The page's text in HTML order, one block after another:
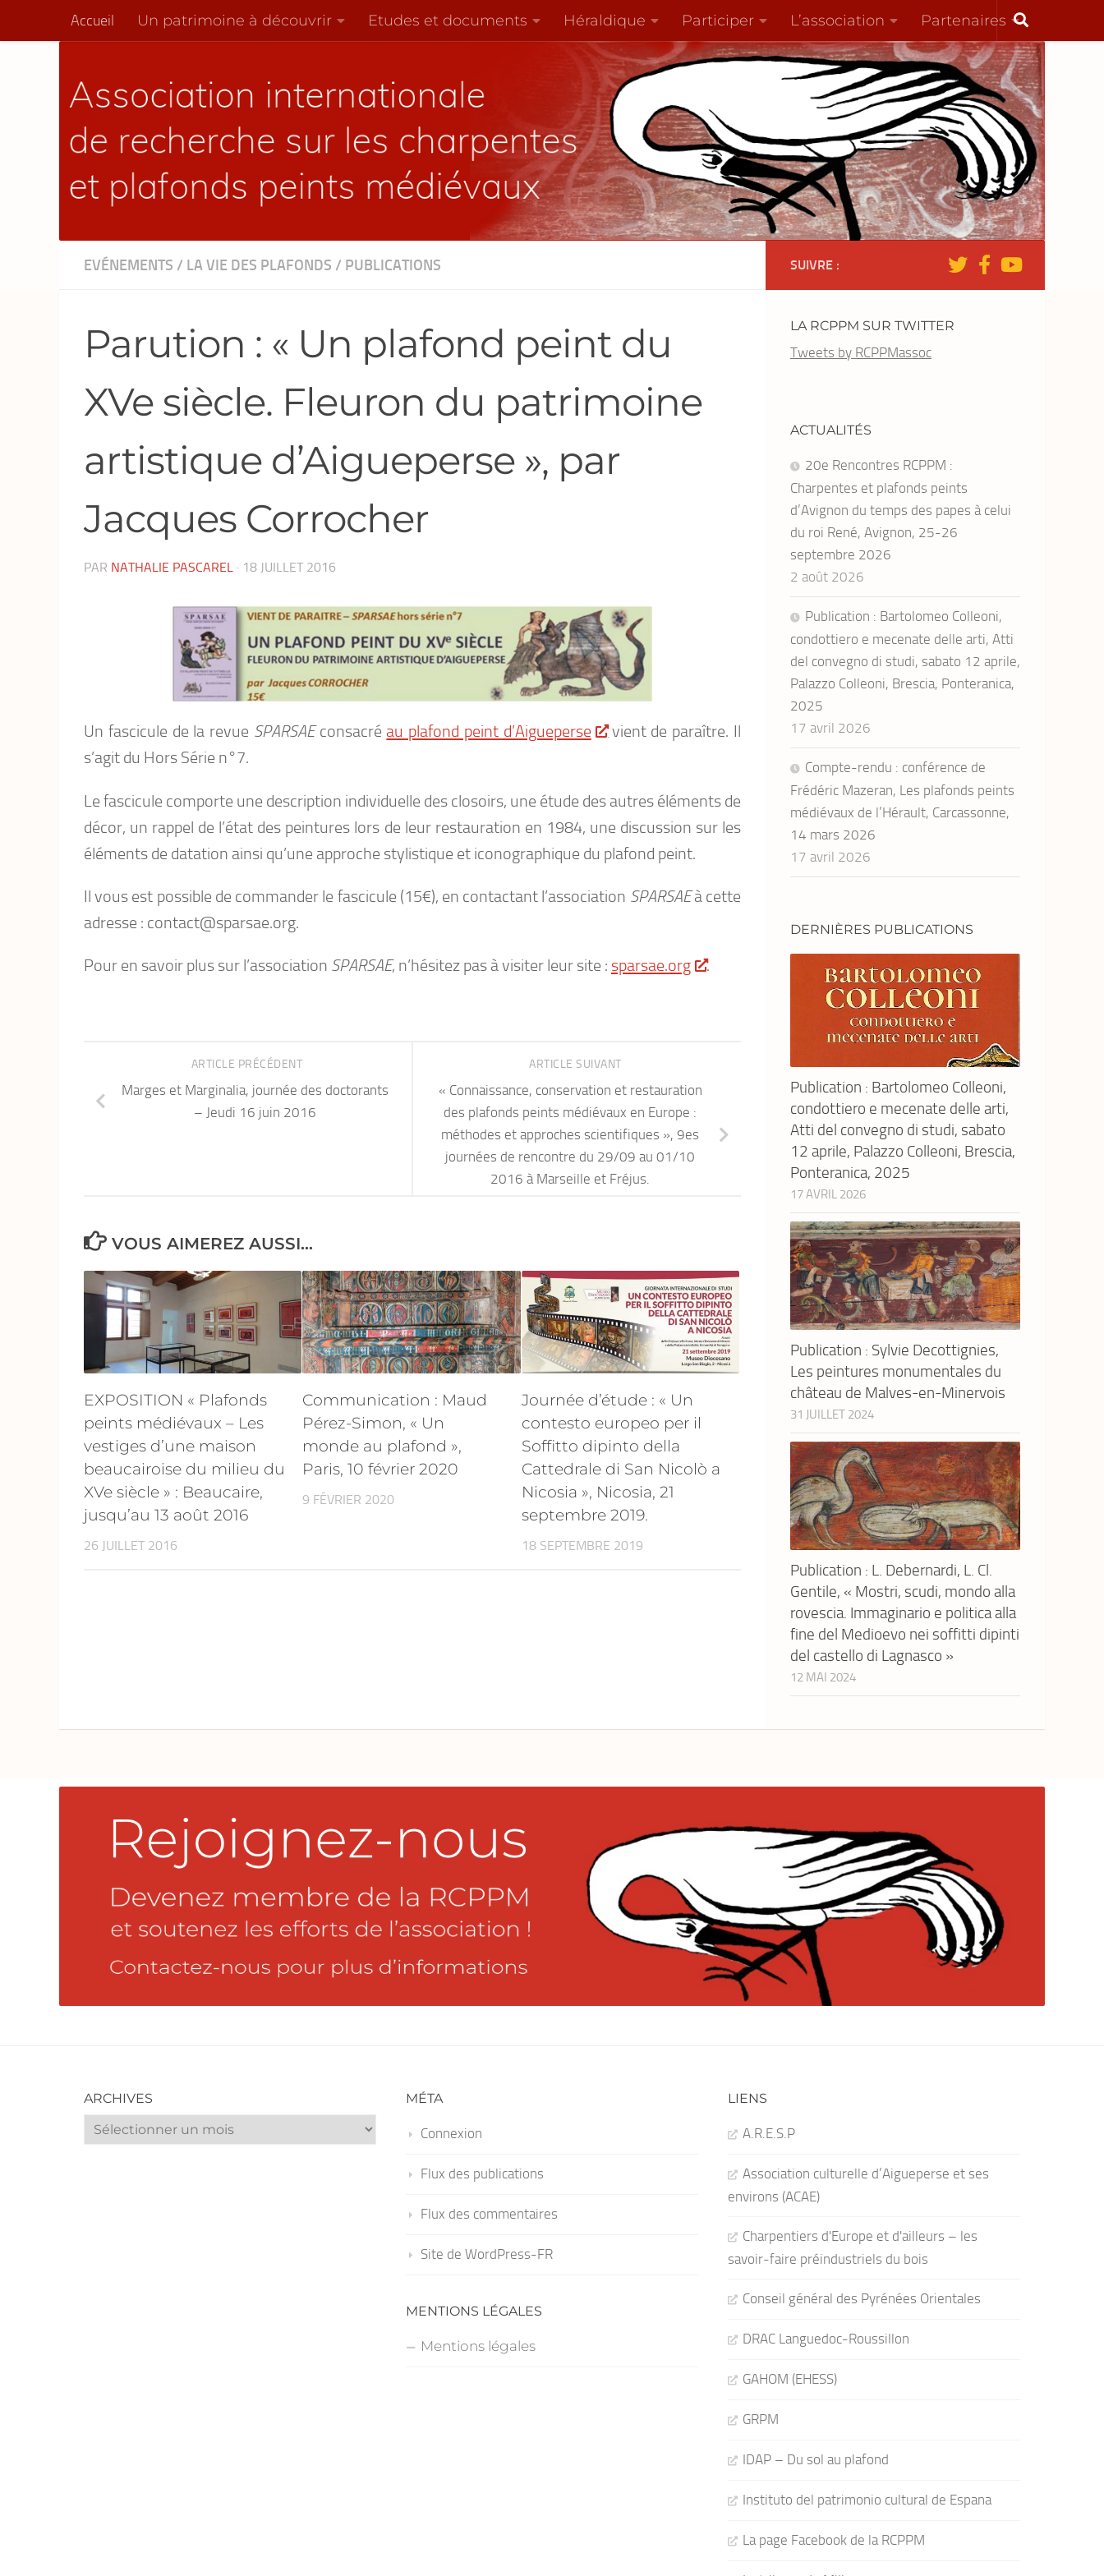
Skip to content
Accueil Un patrimoine à découvrir Etudes et documents Héraldique Participer L’association Partenaires
EVÉNEMENTS / LA VIE DES PLAFONDS / PUBLICATIONS
Parution : « Un plafond peint du
XVe siècle. Fleuron du patrimoine
artistique d’Aigueperse », par
Jacques Corrocher
PAR NATHALIE PASCAREL · 18 JUILLET 2016
Un fascicule de la revue SPARSAEconsacré au plafond peint d’Aigueperse
vient de paraître. Il
s’agit du Hors Série n°7.
Le fascicule comporte une description individuelle des closoirs, une étude des autres éléments de
décor, un rappel de l’état des peintures lors de leur restauration en 1984, une discussion sur les
éléments de datation ainsi qu’une approche stylistique et iconographique du plafond peint.
Il vous est possible de commander le fascicule (15€), en contactant l’association SPARSAEà cette
adresse : contact@sparsae.org.
Pour en savoir plus sur l’association SPARSAE, n’hésitez pas à visiter leur site : sparsae.org .
ARTICLE SUIVANT
« Connaissance, conservation et restauration
des plafonds peints médiévaux en Europe :
méthodes et approches scientifiques », 9es
journées de rencontre du 29/09 au 01/10
2016 à Marseille et Fréjus.
ARTICLE PRÉCÉDENT
Marges et Marginalia, journée des doctorants
– Jeudi 16 juin 2016
VOUS AIMEREZ AUSSI...
EXPOSITION « Plafonds
peints médiévaux – Les
vestiges d’une maison
beaucairoise du milieu du
XVe siècle » : Beaucaire,
jusqu’au 13 août 2016
26 JUILLET 2016
Communication : Maud
Pérez-Simon, « Un
monde au plafond »,
Paris, 10 février 2020
9 FÉVRIER 2020
Journée d’étude : « Un
contesto europeo per il
Soffitto dipinto della
Cattedrale di San Nicolò a
Nicosia », Nicosia, 21
septembre 2019.
18 SEPTEMBRE 2019
SUIVRE :
LA RCPPM SUR TWITTER
Tweets by RCPPMassoc
ACTUALITÉS
20e Rencontres RCPPM :
Charpentes et plafonds peints
d’Avignon du temps des papes à celui
du roi René, Avignon, 25-26
septembre 2026
2 août 2026
Publication : Bartolomeo Colleoni,
condottiero e mecenate delle arti, Atti
del convegno di studi, sabato 12 aprile,
Palazzo Colleoni, Brescia, Ponteranica,
2025
17 avril 2026
Compte-rendu : conférence de
Frédéric Mazeran, Les plafonds peints
médiévaux de l’Hérault, Carcassonne,
14 mars 2026
17 avril 2026
DERNIÈRES PUBLICATIONS
Publication : Bartolomeo Colleoni,
condottiero e mecenate delle arti,
Atti del convegno di studi, sabato
12 aprile, Palazzo Colleoni, Brescia,
Ponteranica, 2025
17 AVRIL 2026
Publication : Sylvie Decottignies,
Les peintures monumentales du
château de Malves-en-Minervois
31 JUILLET 2024
Publication : L. Debernardi, L. Cl.
Gentile, « Mostri, scudi, mondo alla
rovescia. Immaginario e politica alla
fine del Medioevo nei soffitti dipinti
del castello di Lagnasco »
12 MAI 2024
ARCHIVES
Archives
MÉTA
Connexion
Flux des publications
Flux des commentaires
Site de WordPress-FR
MENTIONS LÉGALES
Mentions légales
LIENS
A.R.E.S.P
Association culturelle d’Aigueperse et ses
environs (ACAE)
Charpentiers d'Europe et d'ailleurs – les
savoir-faire préindustriels du bois
Conseil général des Pyrénées Orientales
DRAC Languedoc-Roussillon
GAHOM (EHESS)
GRPM
IDAP – Du sol au plafond
Instituto del patrimonio cultural de Espana
La page Facebook de la RCPPM